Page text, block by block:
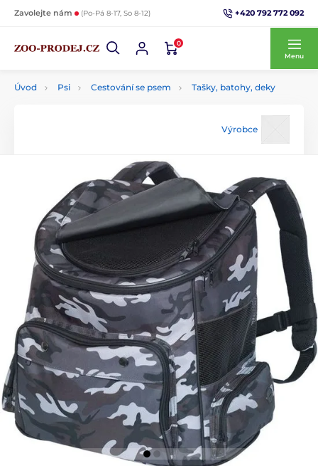
Zavolejte nám (Po-Pá 8-17, So 8-12) +420 792 772 092
0
Menu
Úvod Psi Cestování se psem Tašky, batohy, deky
Výrobce